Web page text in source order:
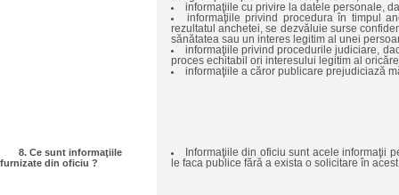
informaţiile cu privire la datele personale,
informaţiile privind procedura în timpul
rezultatul anchetei, se dezvăluie surse
sănătatea sau un interes legitim al unei
informaţiile privind procedurile judiciare,
proces echitabil ori interesului legitim al
informaţiile a căror publicare prejudiciază
8. Ce sunt informaţiile
furnizate din oficiu ?
Informaţiile din oficiu sunt acele informaţii
le faca publice fără a exista o solicitare în